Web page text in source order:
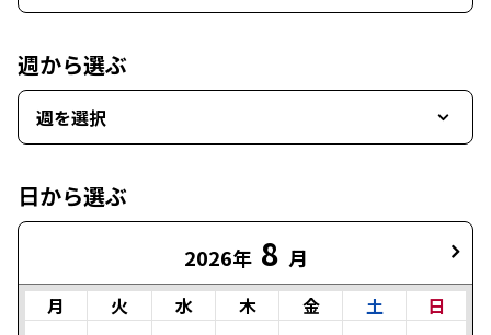
週から選ぶ
週を選択
日から選ぶ
2026年 8 月
月 火 水 木 金 土
日